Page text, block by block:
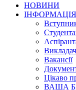
НОВИНИ
ІНФОРМАЦІЯ
Вакансії
Цікаво
ВАША